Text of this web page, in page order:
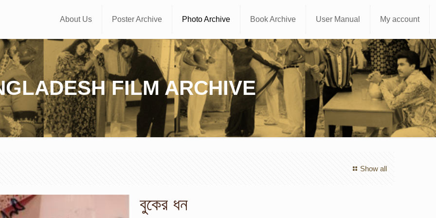
About Us Poster Archive Photo Archive Book Archive User Manual My account
FILM ARCHIVE
Show all
বুকের ধন